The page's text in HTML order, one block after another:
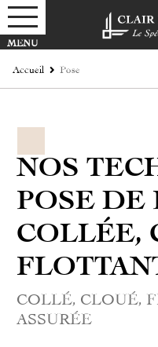
Accueil Pose
NOS
POSE DE
COLLÉE,
COLLÉ, CLOUÉ,
ASSURÉE